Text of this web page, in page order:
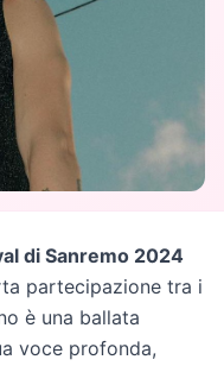
di Sanremo 2024
partecipazione tra i
è una ballata
voce profonda,